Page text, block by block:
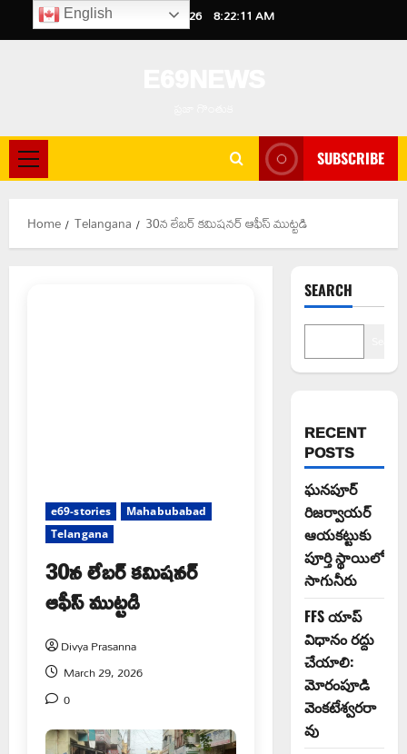
to
August 8, 2026 8:22:12 AM
Primary
Menu
SUBSCRIBE
Home Telangana 30న లేబర్ కమిషనర్ ఆఫీస్ ముట్టడి
e69-stories
Mahabubabad
Telangana
30న లేబర్ కమిషనర్
ఆఫీస్ ముట్టడి
Divya Prasanna
March 29, 2026
0
SEARCH
RECENT
POSTS
ఘనపూర్
రిజర్వాయర్
ఆయకట్టుకు
పూర్తి స్థాయిలో
సాగునీరు
FFS యాప్
విధానం రద్దు
చేయాలి:
మోరంపూడి
వెంకటేశ్వరరా
వు
English